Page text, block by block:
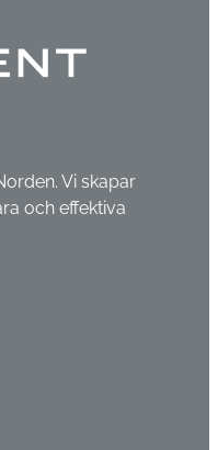
Vi skapar
och effektiva